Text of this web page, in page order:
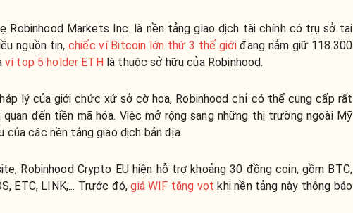
Robinhood Markets Inc. là nền tảng giao dịch tài chính có trụ sở tại
nguồn tin, chiếc ví Bitcoin lớn thứ 3 thế giớiđang nắm giữ 118.300
ví top 5 holder ETH là thuộc sở hữu của Robinhood.
lý của giới chức xứ sở cờ hoa, Robinhood chỉ có thể cung cấp rất
quan đến tiền mã hóa. Việc mở rộng sang những thị trường ngoài Mỹ
các nền tảng giao dịch bản địa.
Robinhood Crypto EU hiện hỗ trợ khoảng 30 đồng coin, gồm BTC,
ETC, LINK,... Trước đó,giá WIF tăng vọt khi nền tảng này thông báo